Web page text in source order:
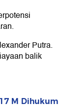
Putra.
balik
M Dihukum